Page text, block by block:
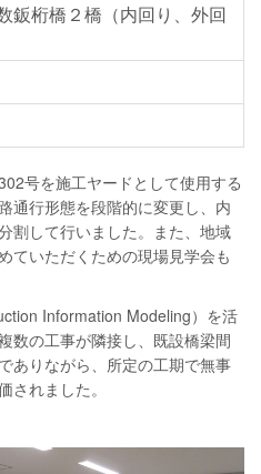
鈑桁橋２橋（内回り、外回
号を施工ヤードとして使用する
通行形態を段階的に変更し、内
割して行いました。また、地域
ていただくための現場見学会も
Information Modeling）を活
数の工事が隣接し、既設橋梁間
ありながら、所定の工期で無事
されました。